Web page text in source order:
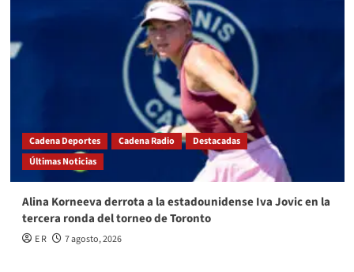
Cadena Deportes Cadena Radio
Destacadas
Últimas Noticias
Alina Korneeva derrota a la estadounidense Iva Jovic en la
tercera ronda del torneo de Toronto
E R 7 agosto, 2026